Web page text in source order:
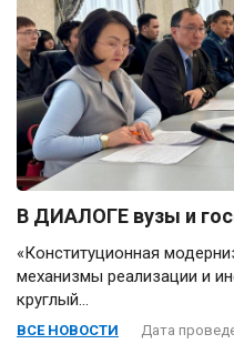
В ДИАЛОГЕ вузы и
«Конституционная
механизмы реализации и
круглый...
ВСЕ НОВОСТИ Дата